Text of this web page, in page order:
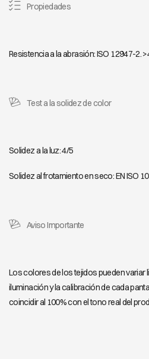
Propiedades
Resistencia a la abrasión: ISO 12947-2.
Test a la solidez de color
Solidez a la luz: 4/5
Solidez al frotamiento en seco: EN ISO
Aviso Importante
Los colores de los tejidos pueden variar
iluminación y la calibración de cada
coincidir al 100% con el tono real del